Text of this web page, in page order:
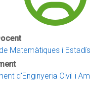
Matemàtiques i
d'Enginyeria Civil i